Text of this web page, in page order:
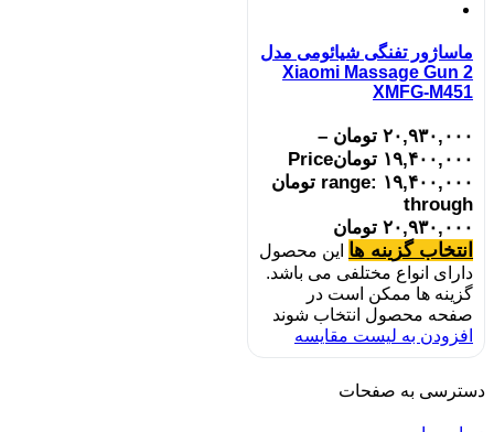
ماساژور تفنگی شیائومی مدل
Xiaomi Massage Gun 2
XMFG-M451
۲۰,۹۳۰,۰۰۰ تومان –
۱۹,۴۰۰,۰۰۰ تومانPrice
range: ۱۹,۴۰۰,۰۰۰ تومان
through
۲۰,۹۳۰,۰۰۰ تومان
انتخاب گزینه ها این محصول
دارای انواع مختلفی می باشد.
گزینه ها ممکن است در
صفحه محصول انتخاب شوند
افزودن به لیست مقایسه
دسترسی به صفحات